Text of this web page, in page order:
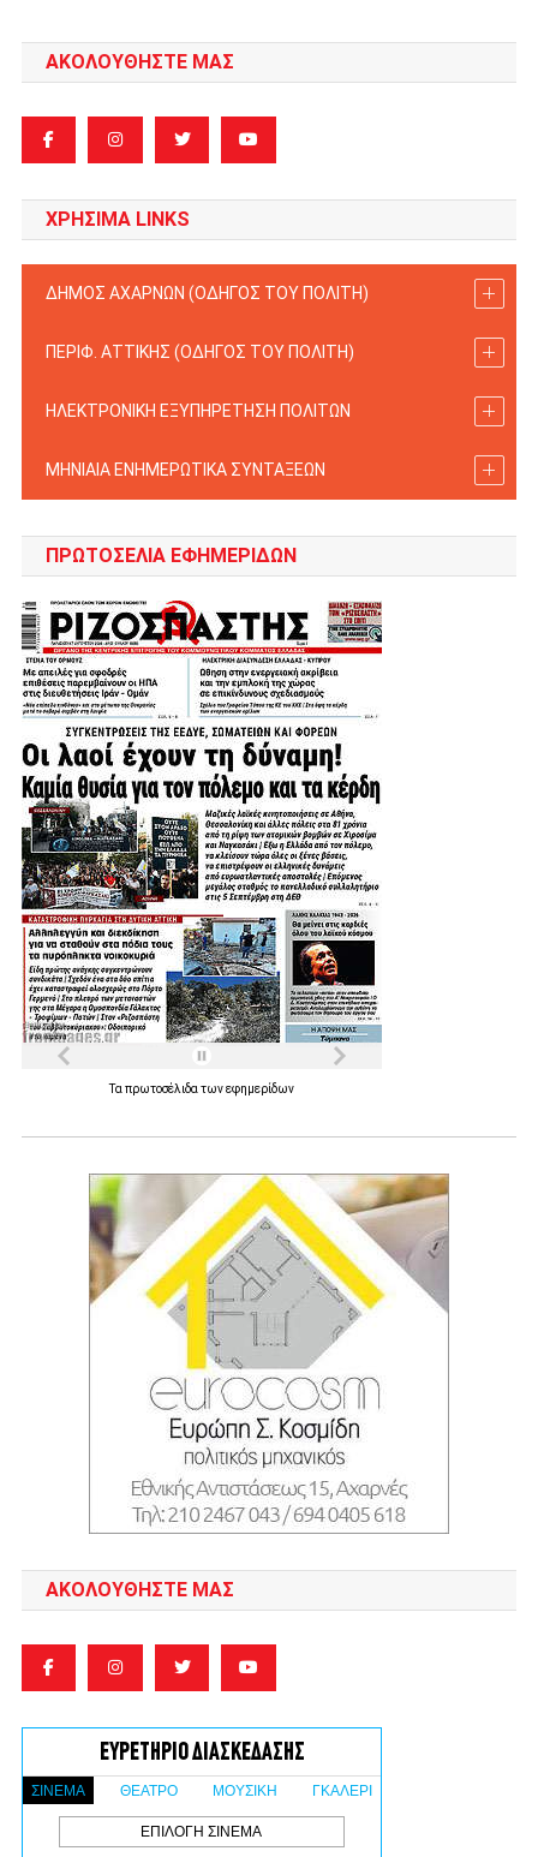
ΑΚΟΛΟΥΘΗΣΤΕ ΜΑΣ
ΧΡΗΣΙΜΑ LINKS
ΔΗΜΟΣ ΑΧΑΡΝΩΝ (ΟΔΗΓΟΣ TOY ΠΟΛΙΤΗ)
ΠΕΡΙΦ. ΑΤΤΙΚΗΣ (ΟΔΗΓΟΣ TOY ΠΟΛΙΤΗ)
ΗΛΕΚΤΡΟΝΙΚΗ ΕΞΥΠΗΡΕΤΗΣΗ ΠΟΛΙΤΩΝ
ΜΗΝΙΑΙΑ ΕΝΗΜΕΡΩΤΙΚΑ ΣΥΝΤΑΞΕΩΝ
ΠΡΩΤΟΣΈΛΙΑ ΕΦΗΜΕΡΊΔΩΝ
Τα πρωτοσέλιδα τωνεφημερίδων
ΑΚΟΛΟΥΘΉΣΤΕ ΜΑΣ